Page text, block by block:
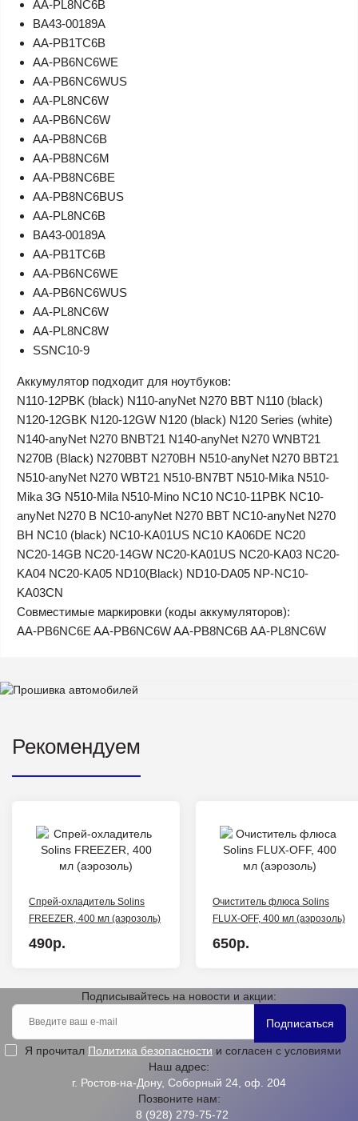
AA-PL8NC6B
BA43-00189A
AA-PB1TC6B
AA-PB6NC6WE
AA-PB6NC6WUS
AA-PL8NC6W
AA-PB6NC6W
AA-PB8NC6B
AA-PB8NC6M
AA-PB8NC6BE
AA-PB8NC6BUS
AA-PL8NC6B
BA43-00189A
AA-PB1TC6B
AA-PB6NC6WE
AA-PB6NC6WUS
AA-PL8NC6W
AA-PL8NC8W
SSNC10-9
Аккумулятор подходит для ноутбуков:
N110-12PBK (black) N110-anyNet N270 BBT N110 (black)
N120-12GBK N120-12GW N120 (black) N120 Series (white)
N140-anyNet N270 BNBT21 N140-anyNet N270 WNBT21
N270B (Black) N270BBT N270BH N510-anyNet N270 BBT21
N510-anyNet N270 WBT21 N510-BN7BT N510-Mika N510-
Mika 3G N510-Mila N510-Mino NC10 NC10-11PBK NC10-
anyNet N270 B NC10-anyNet N270 BBT NC10-anyNet N270
BH NC10 (black) NC10-KA01US NC10 KA06DE NC20
NC20-14GB NC20-14GW NC20-KA01US NC20-KA03 NC20-
KA04 NC20-KA05 ND10(Black) ND10-DA05 NP-NC10-
KA03CN
Совместимые маркировки (коды аккумуляторов):
AA-PB6NC6E AA-PB6NC6W AA-PB8NC6B AA-PL8NC6W
Рекомендуем
Спрей-охладитель Solins
FREEZER, 400 мл (аэрозоль)
490р.
Очиститель флюса Solins
FLUX-OFF, 400 мл (аэрозоль)
650р.
Подписывайтесь на новости и акции:
Подписаться
Я прочитал Политика безопасности и согласен с условиями
Наш адрес:
г. Ростов-на-Дону, Соборный 24, оф. 204
Позвоните нам:
8 (928) 279-75-72